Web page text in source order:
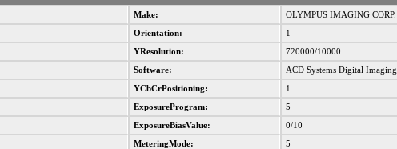
Make: OLYMPUS IMAGING CORP.
Orientation: 1
YResolution: 720000/10000
Software: ACD Systems Digital Imaging
YCbCrPositioning: 1
ExposureProgram: 5
ExposureBiasValue: 0/10
MeteringMode: 5